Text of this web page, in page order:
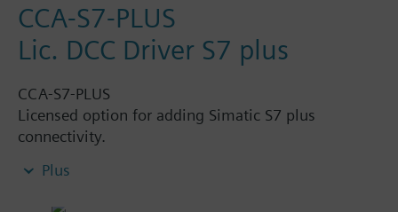
CCA-S7-PLUS
Lic. DCC Driver S7 plus
CCA-S7-PLUS
Licensed option for adding Simatic S7 plus
connectivity.
Notes:
Plus